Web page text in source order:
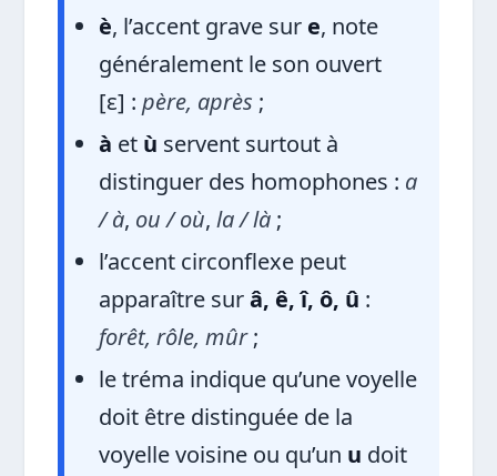
è, l’accent grave sur e, note
généralement le son ouvert
[ɛ] :père, après ;
à et ù servent surtout à
distinguer des homophones : a
/ à, ou / où,la / là ;
l’accent circonflexe peut
apparaître surâ, ê, î, ô, û :
forêt, rôle, mûr;
le tréma indique qu’une voyelle
doit être distinguée de la
voyelle voisine ou qu’un u doit